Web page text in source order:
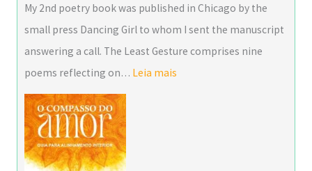
My 2nd poetry book was published in Chicago by the
small press Dancing Girl to whom I sent the manuscript
answering a call. The Least Gesture comprises nine
poems reflecting on… Leia mais